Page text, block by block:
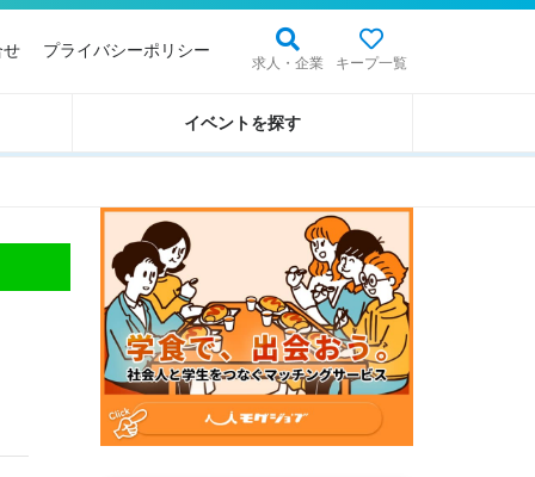
求人・企業 キープ一覧
せ プライバシーポリシー
イベントを探す